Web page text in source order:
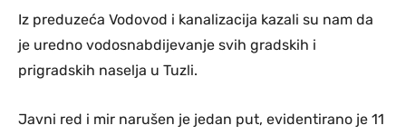
Iz preduzeća Vodovod i kanalizacija kazali su nam da
je uredno vodosnabdijevanje svih gradskih i
prigradskih naselja u Tuzli.
Javni red i mir narušen je jedan put, evidentirano je 11